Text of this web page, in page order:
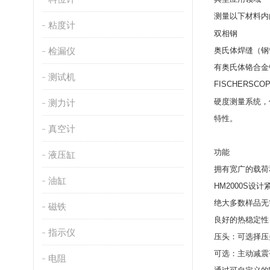
粘度计
检漏仪
测试机
测力计
真空计
液压缸
油缸
磁铁
指示仪
电阻
测量以下材料
双相钢
奥氏体焊缝（
有奥氏体铬合
硬度测量系统
特性。
功能
拥有宽广的载
HM2000S设计
绝大多数样品
良好的热稳定
压头：可选择
可选：主动减